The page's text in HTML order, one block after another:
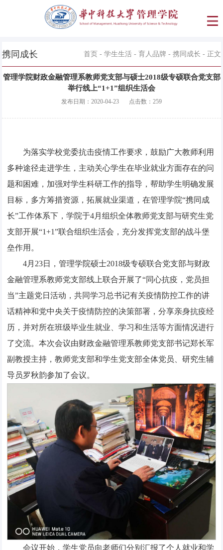
携同成长 首页 - 学生生活- 育人品牌 - 携同成长 - 正文
管理学院财政金融管理系教师党支部与硕士2018级专硕联合党支部
举行线上“1+1”组织生活会
发布日期： 2020-04-23 点击数： 259
为落实学校党委抗击疫情工作要求，鼓励广大教师利用
多种途径走进学生，主动关心学生在毕业就业方面存在的问
题和困难，加强对学生科研工作的指导，帮助学生明确发展
目标，多方筹措资源，拓展就业渠道，在管理学院“携同成
长”工作体系下，学院于4月组织全体教师党支部与研究生党
支部开展“1+1”联合组织生活会，充分发挥党支部的战斗堡
垒作用。
4月23日，管理学院硕士2018级专硕联合党支部与财政
金融管理系教师党支部线上联合开展了“同心抗疫，党员担
当”主题党日活动，共同学习总书记有关疫情防控工作的讲
话精神和党中央关于疫情防控的决策部署，分享亲身抗疫经
历，并对所在班级毕业生就业、学习和生活等方面情况进行
了交流。本次会议由财政金融管理系教师党支部书记郑长军
副教授主持，教师党支部和学生党支部全体党员、研究生辅
导员罗秋韵参加了会议。
会议开始，学生党员向老师们分别汇报了个人就业和学